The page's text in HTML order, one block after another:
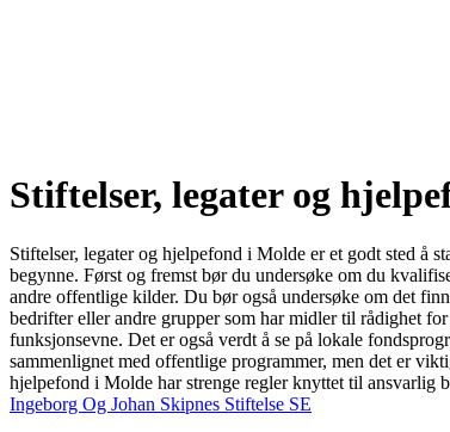
Stiftelser, legater og
Stiftelser, legater og hjelpefond i Molde er et godt sted å
begynne. Først og fremst bør du undersøke om du
andre offentlige kilder. Du bør også undersøke om det
bedrifter eller andre grupper som har midler til rådighet
funksjonsevne. Det er også verdt å se på lokale
sammenlignet med offentlige programmer, men det er
hjelpefond i Molde har strenge regler knyttet til ansvarlig
Ingeborg Og Johan Skipnes Stiftelse SE